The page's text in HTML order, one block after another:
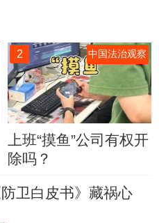
2 中国法治观察
上班“摸鱼”公司有权开
除吗？
卫白皮书》藏祸心